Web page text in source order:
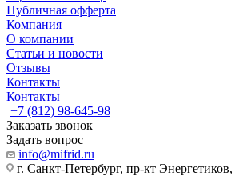
Публичная офферта
Компания
О компании
Статьи и новости
Отзывы
Контакты
Контакты
+7 (812) 98-645-98
Заказать звонок
Задать вопрос
info@mifrid.ru
г. Санкт-Петербург, пр-кт